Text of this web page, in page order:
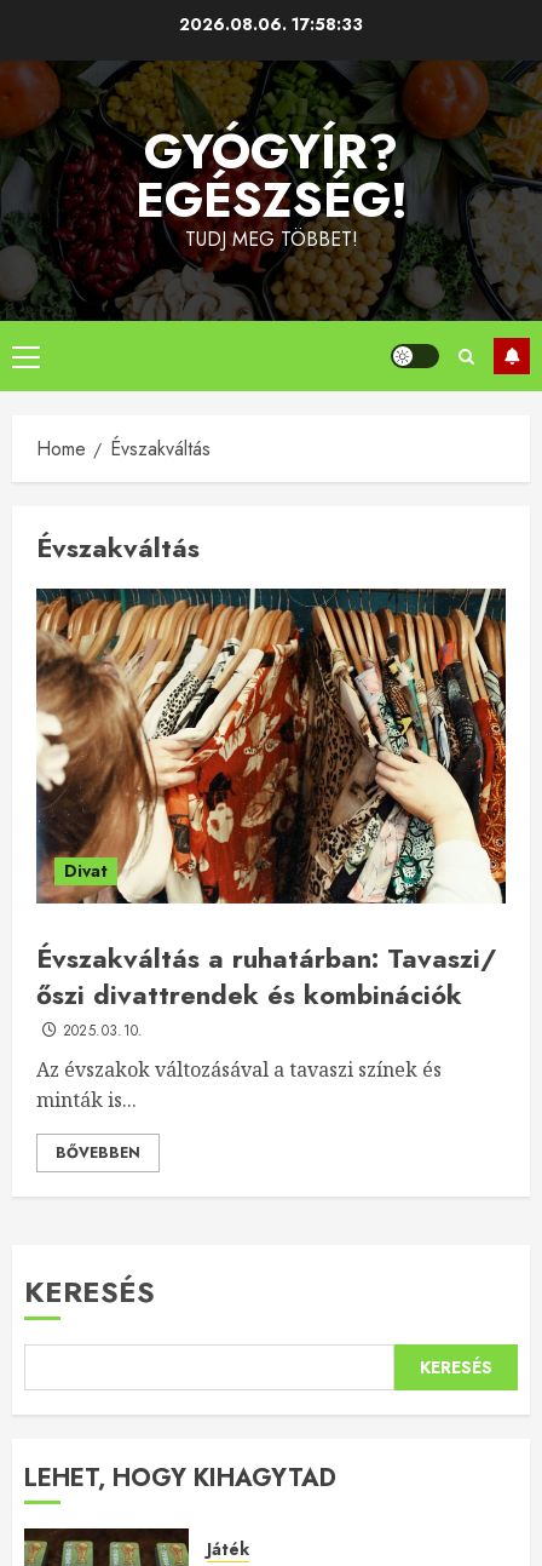
content
2026.08.06. 17:58:34
GYÓGYÍR?
EGÉSZSÉG!
TUDJ MEG TÖBBET!
Primary
Menu
Home Évszakváltás
Évszakváltás
Divat
Évszakváltás a ruhatárban: Tavaszi/
őszi divattrendek és kombinációk
2025.03.10.
Az évszakok változásával a tavaszi színek és
minták is...
BŐVEBBEN
KERESÉS
KERESÉS
LEHET, HOGY KIHAGYTAD
Játék